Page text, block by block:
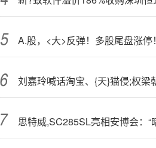
A.股，<大>反弹！多股尾盘涨停！